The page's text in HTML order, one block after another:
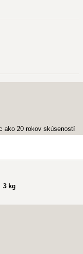
3 kg